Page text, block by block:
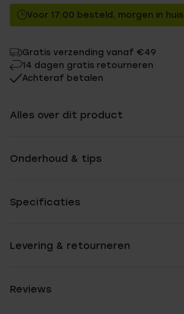
Voor 17:00 besteld, morgen in huis
Gratis verzending vanaf €49
14 dagen gratis retourneren
Achteraf betalen
Alles over dit product
Onderhoud & tips
Specificaties
Levering & retourneren
Reviews